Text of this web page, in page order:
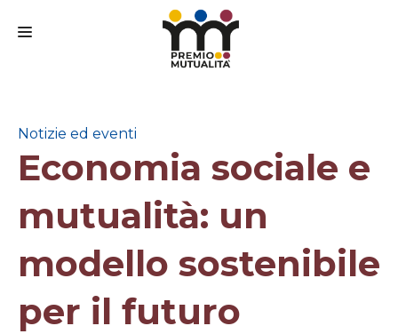
IL PREMIO
IL BANDO
PARTECIPA
FAQ
MEDIA
Notizie ed eventi
Economia sociale e
mutualità: un
modello sostenibile
per il futuro